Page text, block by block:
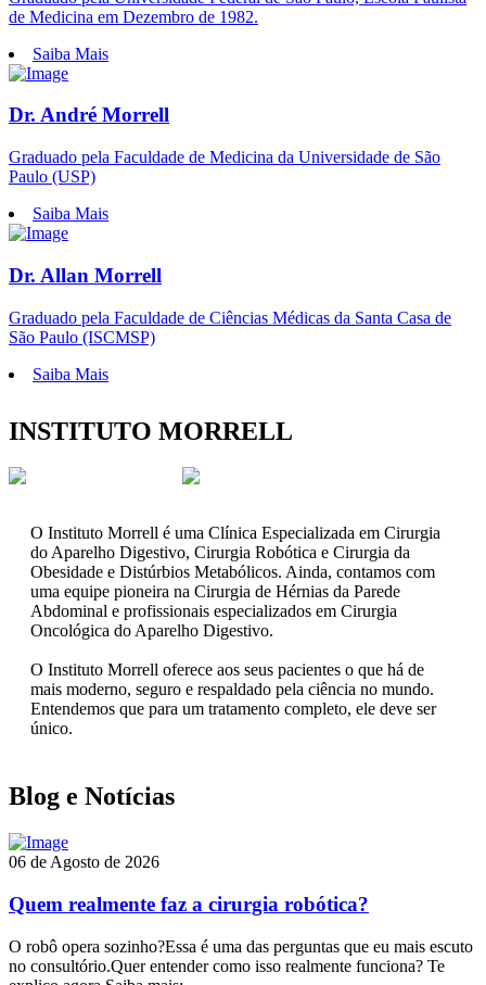
de Medicina em Dezembro de 1982.
Saiba Mais
Dr. André Morrell
Graduado pela Faculdade de Medicina da Universidade de São
Paulo (USP)
Saiba Mais
Dr. Allan Morrell
Graduado pela Faculdade de Ciências Médicas da Santa Casa de
São Paulo (ISCMSP)
Saiba Mais
INSTITUTO MORRELL
O Instituto Morrell é uma Clínica Especializada em Cirurgia
do Aparelho Digestivo, Cirurgia Robótica e Cirurgia da
Obesidade e Distúrbios Metabólicos. Ainda, contamos com
uma equipe pioneira na Cirurgia de Hérnias da Parede
Abdominal e profissionais especializados em Cirurgia
Oncológica do Aparelho Digestivo.
O Instituto Morrell oferece aos seus pacientes o que há de
mais moderno, seguro e respaldado pela ciência no mundo.
Entendemos que para um tratamento completo, ele deve ser
único.
Blog e Notícias
06 de Agosto de 2026
Quem realmente faz a cirurgia robótica?
O robô opera sozinho?Essa é uma das perguntas que eu mais escuto
no consultório.Quer entender como isso realmente funciona? Te